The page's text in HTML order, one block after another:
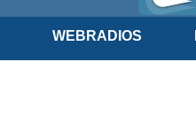
WEBRADIOS